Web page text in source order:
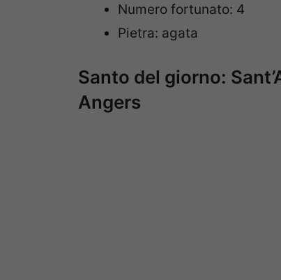
Numero fortunato: 4
Pietra: agata
Santo del giorno:
Angers